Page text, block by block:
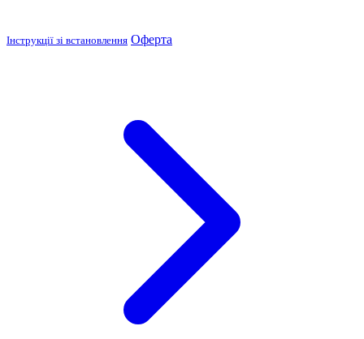
Інструкції зі встановлення Оферта